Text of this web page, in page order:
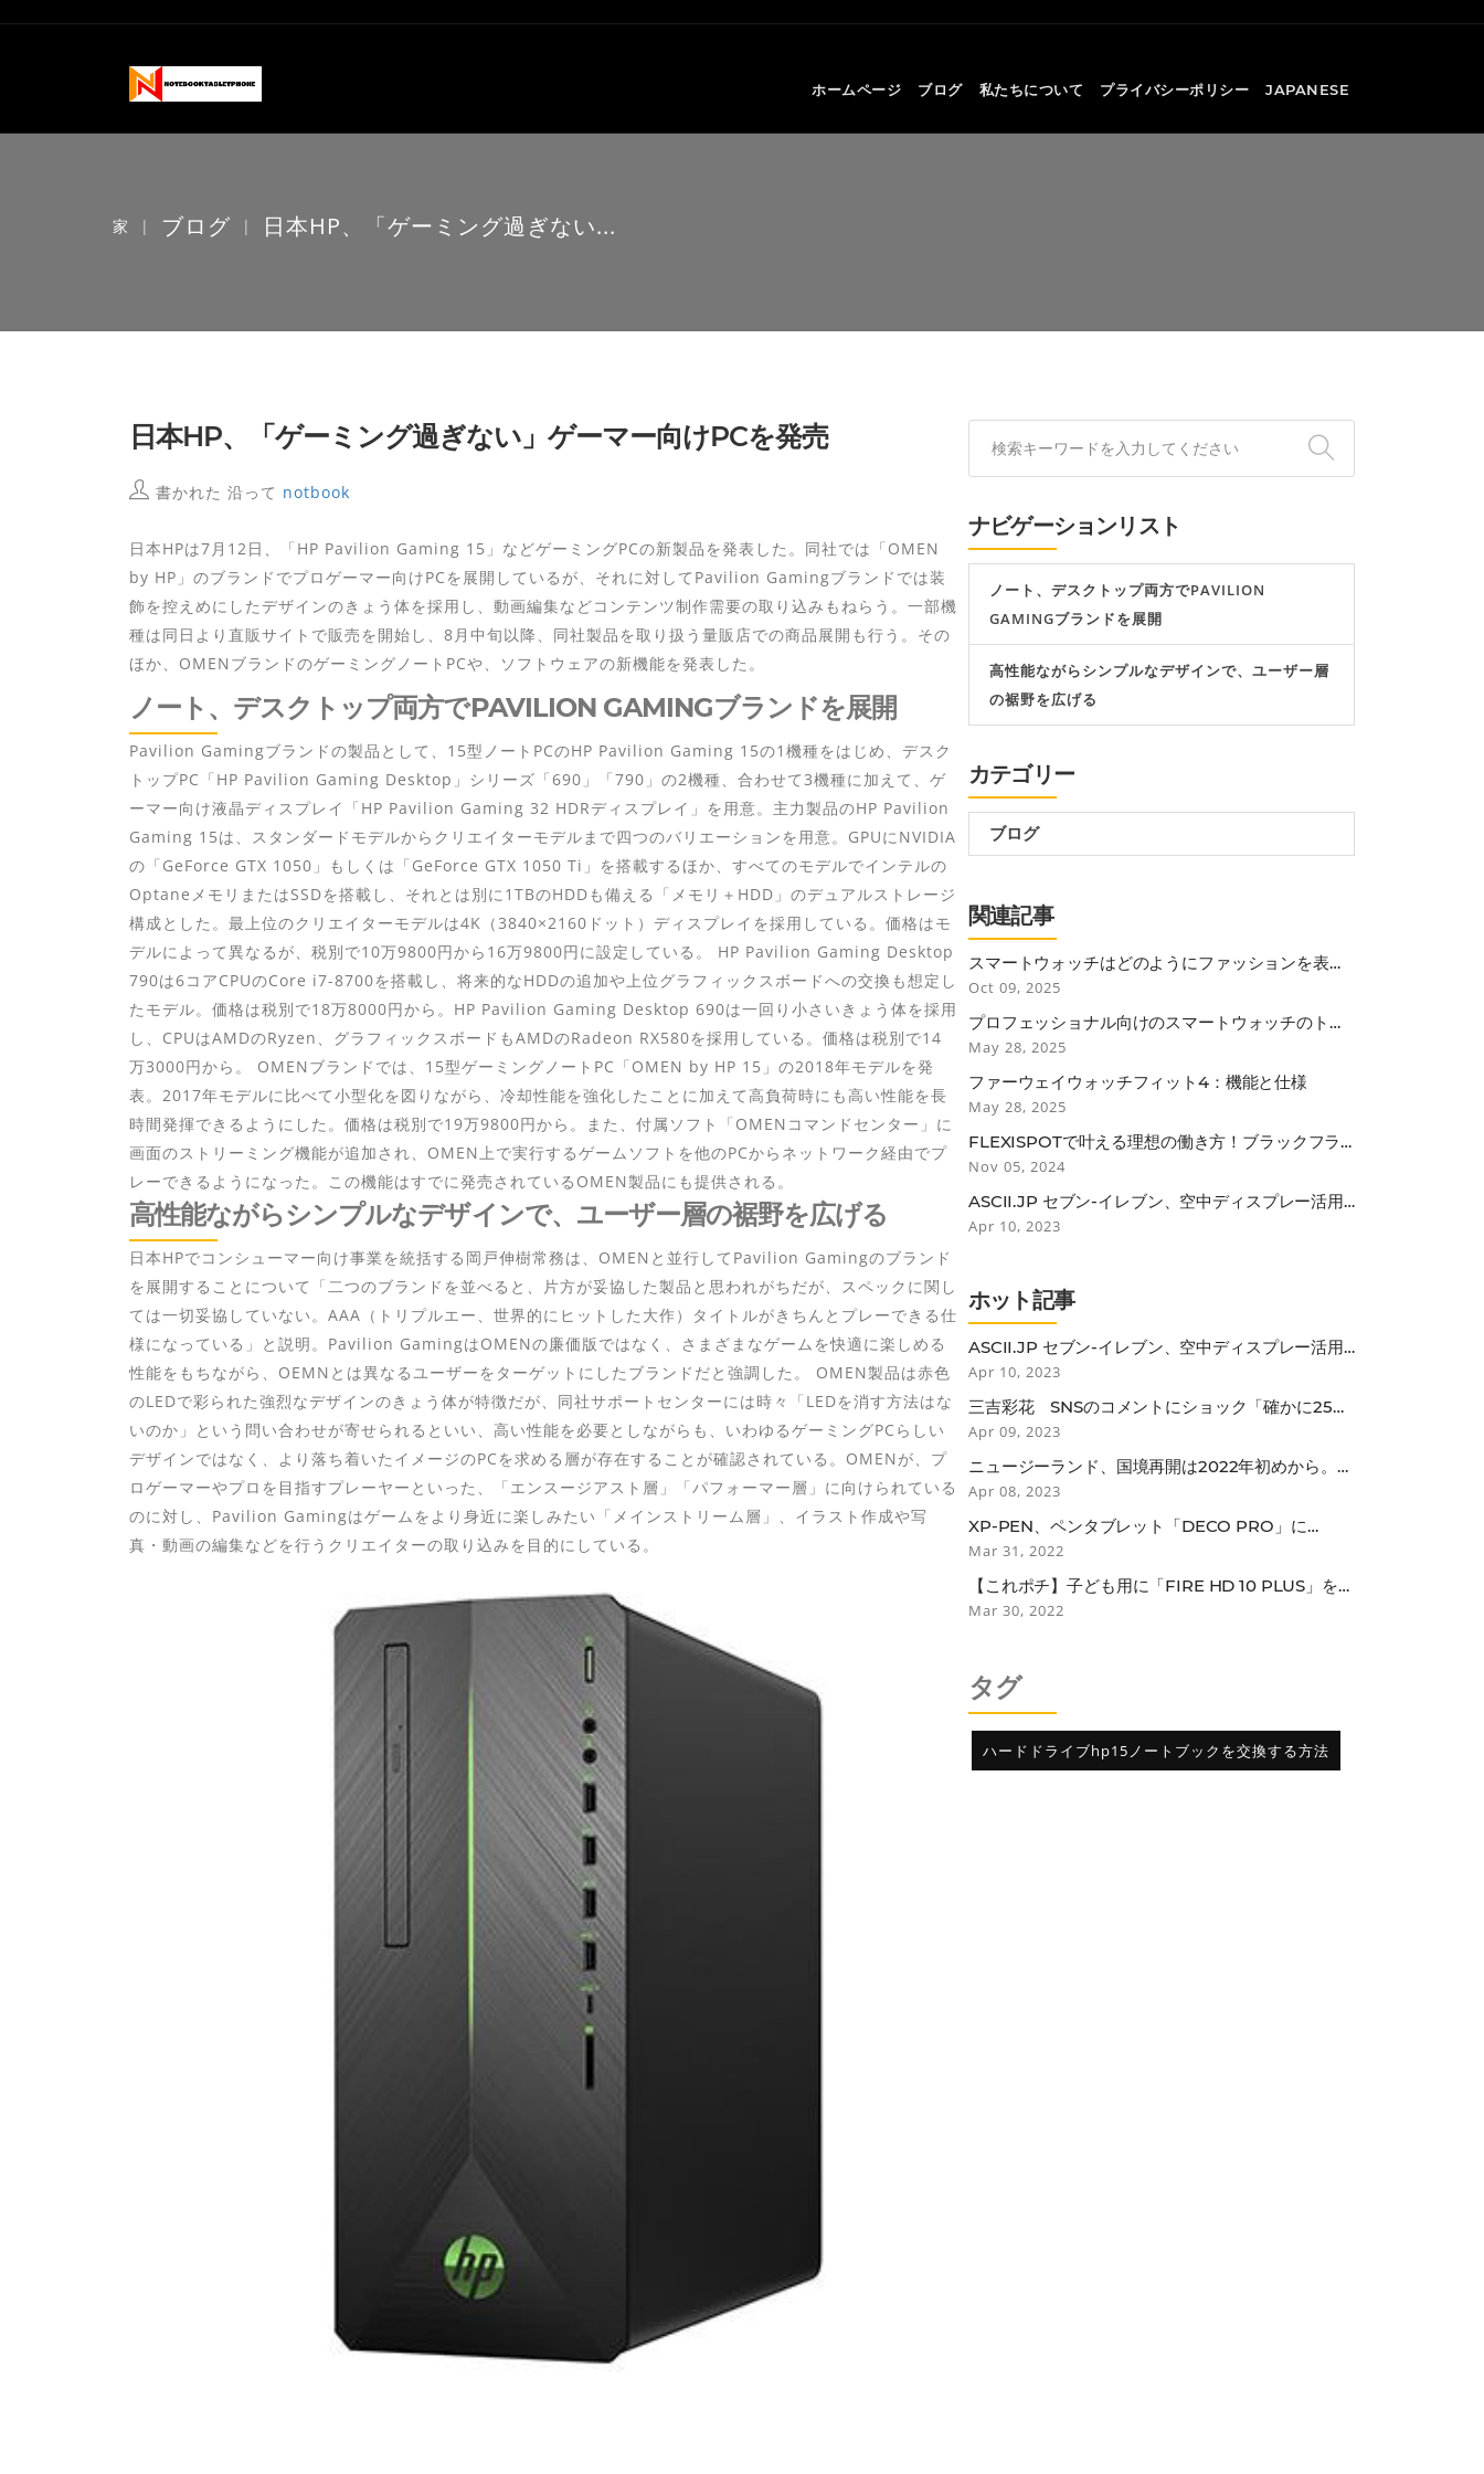
ホームページ ブログ 私たちについて プライバシーポリシー JAPANESE
家 | ブログ | 日本HP、「ゲーミング過ぎない...
日本HP、「ゲーミング過ぎない」ゲーマー向けPCを発売
書かれた 沿って notbook
日本HPは7月12日、「HP Pavilion Gaming 15」などゲーミングPCの新製品を発表した。同社では「OMEN
by HP」のブランドでプロゲーマー向けPCを展開しているが、それに対してPavilion Gamingブランドでは装
飾を控えめにしたデザインのきょう体を採用し、動画編集などコンテンツ制作需要の取り込みもねらう。一部機
種は同日より直販サイトで販売を開始し、8月中旬以降、同社製品を取り扱う量販店での商品展開も行う。その
ほか、OMENブランドのゲーミングノートPCや、ソフトウェアの新機能を発表した。
ノート、デスクトップ両方でPAVILION GAMINGブランドを展開
Pavilion Gamingブランドの製品として、15型ノートPCのHP Pavilion Gaming 15の1機種をはじめ、デスク
トップPC「HP Pavilion Gaming Desktop」シリーズ「690」「790」の2機種、合わせて3機種に加えて、ゲ
ーマー向け液晶ディスプレイ「HP Pavilion Gaming 32 HDRディスプレイ」を用意。主力製品のHP Pavilion
Gaming 15は、スタンダードモデルからクリエイターモデルまで四つのバリエーションを用意。GPUにNVIDIA
の「GeForce GTX 1050」もしくは「GeForce GTX 1050 Ti」を搭載するほか、すべてのモデルでインテルの
OptaneメモリまたはSSDを搭載し、それとは別に1TBのHDDも備える「メモリ＋HDD」のデュアルストレージ
構成とした。最上位のクリエイターモデルは4K（3840×2160ドット）ディスプレイを採用している。価格はモ
デルによって異なるが、税別で10万9800円から16万9800円に設定している。 HP Pavilion Gaming Desktop
790は6コアCPUのCore i7-8700を搭載し、将来的なHDDの追加や上位グラフィックスボードへの交換も想定し
たモデル。価格は税別で18万8000円から。HP Pavilion Gaming Desktop 690は一回り小さいきょう体を採用
し、CPUはAMDのRyzen、グラフィックスボードもAMDのRadeon RX580を採用している。価格は税別で14
万3000円から。 OMENブランドでは、15型ゲーミングノートPC「OMEN by HP 15」の2018年モデルを発
表。2017年モデルに比べて小型化を図りながら、冷却性能を強化したことに加えて高負荷時にも高い性能を長
時間発揮できるようにした。価格は税別で19万9800円から。また、付属ソフト「OMENコマンドセンター」に
画面のストリーミング機能が追加され、OMEN上で実行するゲームソフトを他のPCからネットワーク経由でプ
レーできるようになった。この機能はすでに発売されているOMEN製品にも提供される。
高性能ながらシンプルなデザインで、ユーザー層の裾野を広げる
日本HPでコンシューマー向け事業を統括する岡戸伸樹常務は、OMENと並行してPavilion Gamingのブランド
を展開することについて「二つのブランドを並べると、片方が妥協した製品と思われがちだが、スペックに関し
ては一切妥協していない。AAA（トリプルエー、世界的にヒットした大作）タイトルがきちんとプレーできる仕
様になっている」と説明。Pavilion GamingはOMENの廉価版ではなく、さまざまなゲームを快適に楽しめる
性能をもちながら、OEMNとは異なるユーザーをターゲットにしたブランドだと強調した。 OMEN製品は赤色
のLEDで彩られた強烈なデザインのきょう体が特徴だが、同社サポートセンターには時々「LEDを消す方法はな
いのか」という問い合わせが寄せられるといい、高い性能を必要としながらも、いわゆるゲーミングPCらしい
デザインではなく、より落ち着いたイメージのPCを求める層が存在することが確認されている。OMENが、プ
ロゲーマーやプロを目指すプレーヤーといった、「エンスージアスト層」「パフォーマー層」に向けられている
のに対し、Pavilion Gamingはゲームをより身近に楽しみたい「メインストリーム層」、イラスト作成や写
真・動画の編集などを行うクリエイターの取り込みを目的にしている。
ナビゲーションリスト
ノート、デスクトップ両方でPAVILION
GAMINGブランドを展開
高性能ながらシンプルなデザインで、ユーザー層
の裾野を広げる
カテゴリー
ブログ
関連記事
スマートウォッチはどのようにファッションを表現
しますか？
Oct 09, 2025
プロフェッショナル向けのスマートウォッチのトッ
プ機能
May 28, 2025
ファーウェイウォッチフィット4：機能と仕様
May 28, 2025
FLEXISPOTで叶える理想の働き方！ブラックフラ
イデーで見逃せない3つのポイント
Nov 05, 2024
ASCII.JP セブン-イレブン、空中ディスプレー活用
の非接触セルフレジ
Apr 10, 2023
ホット記事
ASCII.JP セブン-イレブン、空中ディスプレー活用
の非接触セルフレジ
Apr 10, 2023
三吉彩花 SNSのコメントにショック「確かに25歳
にしては垂れているかも…」
Apr 09, 2023
ニュージーランド、国境再開は2022年初めから。低
リスク国のワクチン接種者は隔離免除
Apr 08, 2023
XP-PEN、ペンタブレット「DECO PRO」に
BLUETOOTH接続モデル
Mar 31, 2022
【これポチ】子ども用に「FIRE HD 10 PLUS」を買
ったらなぜか子どもよりも自分がガッツリ使ってし
Mar 30, 2022
タグ
ハードドライブhp15ノートブックを交換する方法